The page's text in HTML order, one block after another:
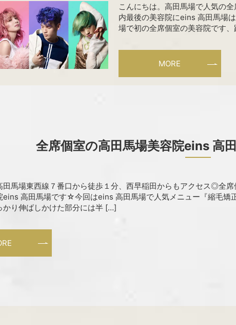
こんにちは。高田馬場で人気の
内最後の美容院にeins 高田馬場
場で初の全席個室の美容院です
MORE
全席個室の高田馬場美容院eins 高
田馬場東西線７番口から徒歩１分、西早稲田からもアクセス◎全席
eins 高田馬場です☆今回はeins 高田馬場で人気メニュー『縮毛矯
かり伸ばしかけた部分には半 […]